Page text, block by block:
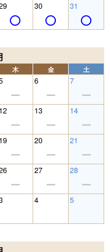
30 31
木 金 土
6 7
12 13 14
19 20 21
27 28
4 5